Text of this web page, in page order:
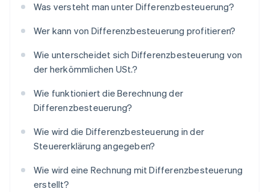
Was versteht man unter Differenzbesteuerung?
Wer kann von Differenzbesteuerung profitieren?
Wie unterscheidet sich Differenzbesteuerung von
der herkömmlichen USt.?
Wie funktioniert die Berechnung der
Differenzbesteuerung?
Wie wird die Differenzbesteuerung in der
Steuererklärung angegeben?
Wie wird eine Rechnung mit Differenzbesteuerung
erstellt?